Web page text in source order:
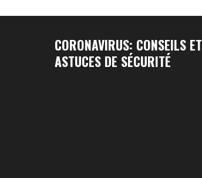
CORONAVIRUS: CONSEILS ET
ASTUCES DE SÉCURITÉ